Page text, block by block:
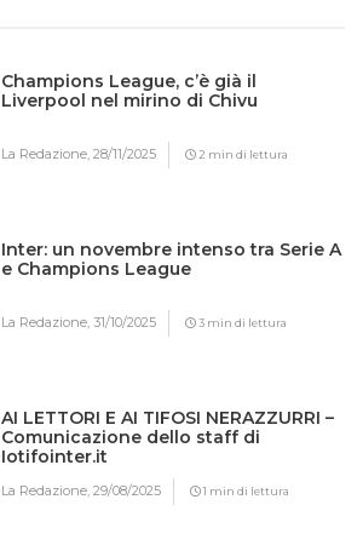
Champions League, c’è già il
Liverpool nel mirino di Chivu
La Redazione,28/11/2025 2 min di lettura
Inter: un novembre intenso tra Serie A
e Champions League
La Redazione,31/10/2025 3 min di lettura
AI LETTORI E AI TIFOSI NERAZZURRI –
Comunicazione dello staff di
Iotifointer.it
La Redazione,29/08/2025 1 min di lettura